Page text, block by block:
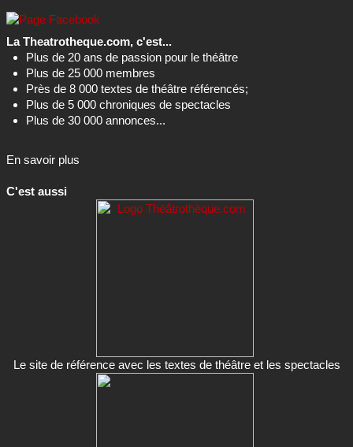
La Theatrotheque.com, c'est...
Plus de 20 ans de passion pour le théâtre
Plus de 25 000 membres
Près de 8 000 textes de théâtre référencés;
Plus de 5 000 chroniques de spectacles
Plus de 30 000 annonces...
En savoir plus
C'est aussi
Le site de référence avec les textes de théâtre et les spectacles